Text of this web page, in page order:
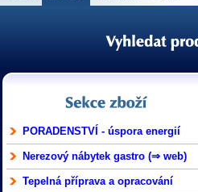
PORADENSTVÍ - úspora energií
Nerezový nábytek gastro (⇒ web)
Tepelná příprava a opracování